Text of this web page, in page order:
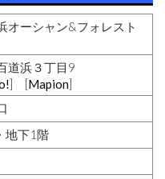
オーシャン&フォレスト
道浜３丁目9
] [Mapion]
地下1階